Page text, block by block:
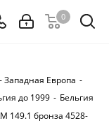
0
Западная Европа -
до 1999 - Бельгия
149.1 бронза 4528-